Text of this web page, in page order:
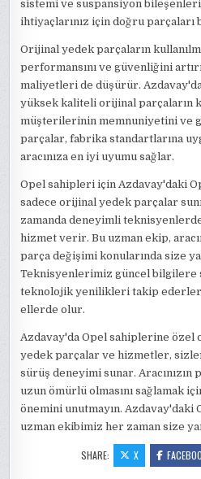
sistemi ve süspansiyon
ihtiyaçlarınız için doğru parçaları
Orijinal yedek parçaların
performansını ve güvenliğini
maliyetleri de düşürür.
yüksek kaliteli orijinal parçaların
müşterilerinin memnuniyetini ve
parçalar, fabrika standartlarına
aracınıza en iyi uyumu sağlar.
Opel sahipleri için Azdavay'daki
sadece orijinal yedek parçalar
zamanda deneyimli
hizmet verir. Bu uzman ekip,
parça değişimi konularında size
Teknisyenlerimiz güncel bilgilere
teknolojik yenilikleri takip ederler,
ellerde olur.
Azdavay'da Opel sahiplerine özel
yedek parçalar ve hizmetler,
sürüş deneyimi sunar. Aracınızın
uzun ömürlü olmasını sağlamak
önemini unutmayın.
uzman ekibimiz her zaman size
SHARE: X